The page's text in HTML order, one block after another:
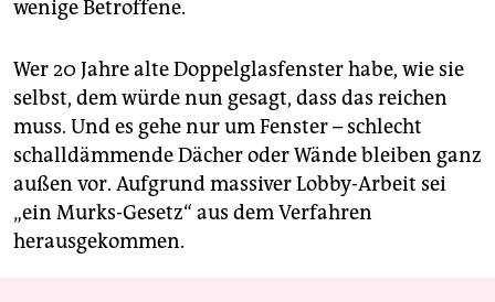
wenige Betroffene.
Wer 20 Jahre alte Doppelglasfenster habe, wie sie
selbst, dem würde nun gesagt, dass das reichen
muss. Und es gehe nur um Fenster – schlecht
schalldämmende Dächer oder Wände bleiben ganz
außen vor. Aufgrund massiver Lobby-Arbeit sei
„ein Murks-Gesetz“ aus dem Verfahren
herausgekommen.